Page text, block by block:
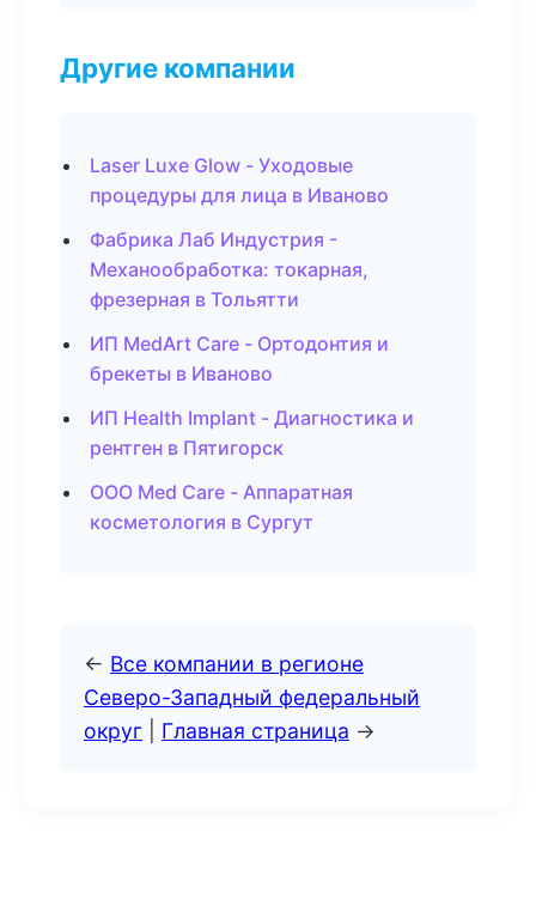
Другие компании
Laser Luxe Glow - Уходовые
процедуры для лица в Иваново
Фабрика Лаб Индустрия -
Механообработка: токарная,
фрезерная в Тольятти
ИП MedArt Care - Ортодонтия и
брекеты в Иваново
ИП Health Implant - Диагностика и
рентген в Пятигорск
ООО Med Care - Аппаратная
косметология в Сургут
← Все компании в регионе
Северо-Западный федеральный
округ
Главная страница →